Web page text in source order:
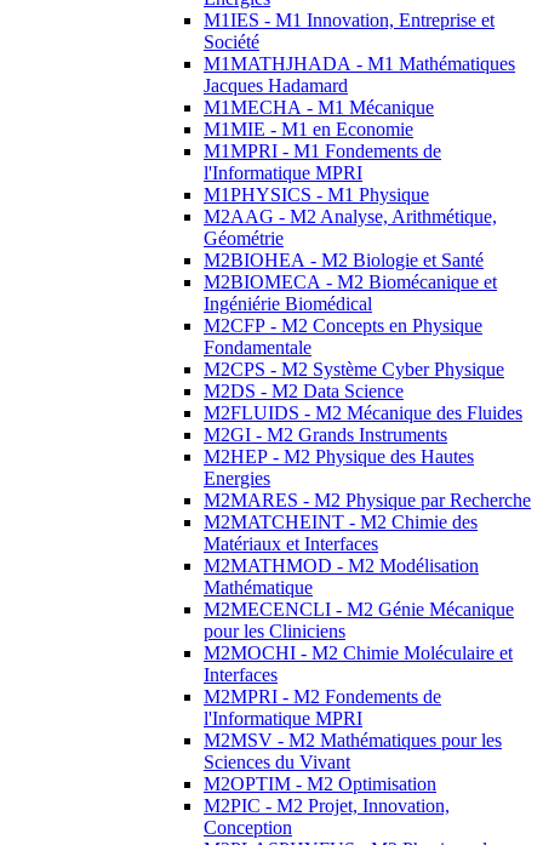
M1IES - M1 Innovation, Entreprise et
Société
M1MATHJHADA - M1 Mathématiques
Jacques Hadamard
M1MECHA - M1 Mécanique
M1MIE - M1 en Economie
M1MPRI - M1 Fondements de
l'Informatique MPRI
M1PHYSICS - M1 Physique
M2AAG - M2 Analyse, Arithmétique,
Géométrie
M2BIOHEA - M2 Biologie et Santé
M2BIOMECA - M2 Biomécanique et
Ingéniérie Biomédical
M2CFP - M2 Concepts en Physique
Fondamentale
M2CPS - M2 Système Cyber Physique
M2DS - M2 Data Science
M2FLUIDS - M2 Mécanique des Fluides
M2GI - M2 Grands Instruments
M2HEP - M2 Physique des Hautes
Energies
M2MARES - M2 Physique par Recherche
M2MATCHEINT - M2 Chimie des
Matériaux et Interfaces
M2MATHMOD - M2 Modélisation
Mathématique
M2MECENCLI - M2 Génie Mécanique
pour les Cliniciens
M2MOCHI - M2 Chimie Moléculaire et
Interfaces
M2MPRI - M2 Fondements de
l'Informatique MPRI
M2MSV - M2 Mathématiques pour les
Sciences du Vivant
M2OPTIM - M2 Optimisation
M2PIC - M2 Projet, Innovation,
Conception